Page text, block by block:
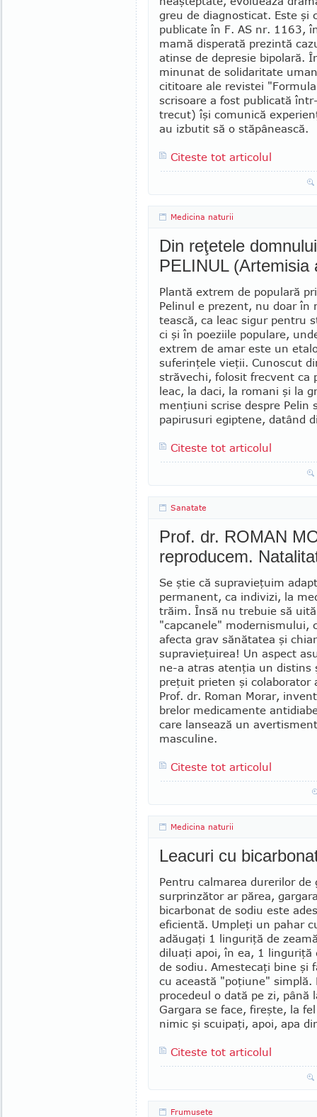
greu de diagnosticat. Este şi
publicate în F. AS nr. 1163,
mamă disperată prezintă
atinse de depresie bipolară.
minunat de solidaritate
cititoare ale revistei
scrisoare a fost publicată
trecut) îşi comunică
au izbutit să o stăpânească.
Citeste tot articolul
Medicina naturii
Din reţetele
PELINUL (Artemisia
Plantă extrem de populară
Pelinul e prezent, nu doar în
tească, ca leac sigur pentru
ci şi în poeziile populare,
extrem de amar este un
suferinţele vieţii. Cu­noscut
străvechi, folosit frecvent ca
leac, la daci, la romani şi la
menţiuni scrise despre Pelin
papirusuri egiptene, datând
Citeste tot articolul
Sanatate
Prof. dr. ROMAN
reproducem.
Se ştie că supravieţuim
perma­nent, ca indivizi, la
trăim. Însă nu trebuie să
"capcanele" moder­nismului,
afecta grav sănătatea şi
supravieţuirea! Un aspect
ne-a atras atenţia un distins
preţuit prieten şi colaborator
Prof. dr. Roman Morar,
brelor medicamente
care lansează un
masculine.
Citeste tot articolul
Medicina naturii
Leacuri cu
Pentru calmarea durerilor de
surprin­zător ar părea,
bicarbonat de sodiu este
efi­cientă. Umpleţi un pahar
adăugaţi 1 linguriţă de
diluaţi apoi, în ea, 1 linguriţă
de so­diu. Ames­tecaţi bine şi
cu această "poţiune" sim­plă.
procedeul o dată pe zi, până
Gargara se face, fireşte, la
nimic şi scuipaţi, apoi, apa
Citeste tot articolul
Frumusete